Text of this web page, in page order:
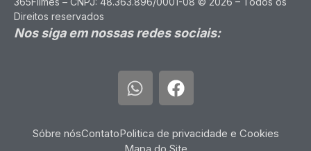
Direitos reservados
Nos siga em nossas redes sociais:
Sóbre nósContatoPolitica de privacidade e Cookies